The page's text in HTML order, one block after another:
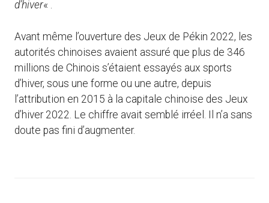
d’hiver« .
Avant même l’ouverture des Jeux de Pékin 2022, les
autorités chinoises avaient assuré que plus de 346
millions de Chinois s’étaient essayés aux sports
d’hiver, sous une forme ou une autre, depuis
l’attribution en 2015 à la capitale chinoise des Jeux
d’hiver 2022. Le chiffre avait semblé irréel. Il n’a sans
doute pas fini d’augmenter.